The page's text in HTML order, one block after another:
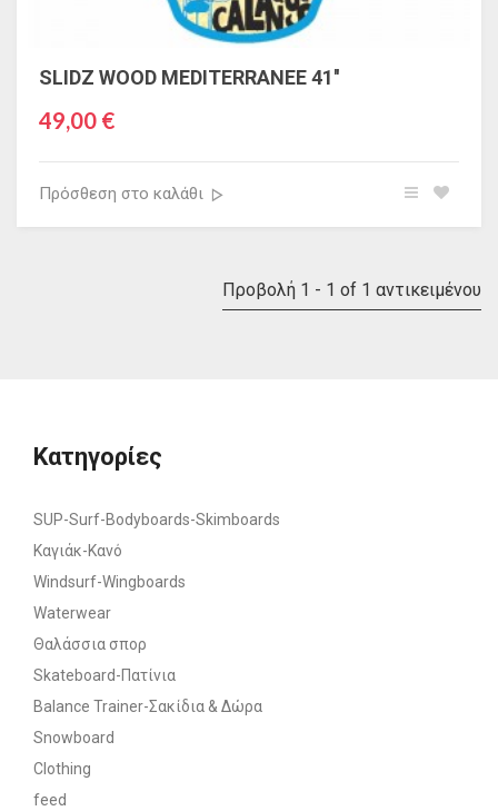
SLIDZ WOOD MEDITERRANEE 41''
49,00 €
Πρόσθεση στο καλάθι
Προβολή 1 - 1 of 1 αντικειμένου
Κατηγορίες
SUP-Surf-Bodyboards-Skimboards
Καγιάκ-Κανό
Windsurf-Wingboards
Waterwear
Θαλάσσια σπορ
Skateboard-Πατίνια
Balance Trainer-Σακίδια & Δώρα
Snowboard
Clothing
feed